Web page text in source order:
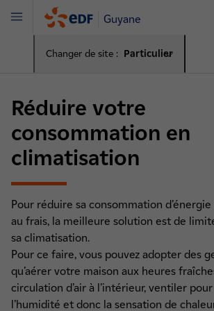
Guyane
Changer de site : Particulier
Menu
Réduire votre
consommation en
climatisation
Pour réduire sa consommation
au frais, la meilleure solution est de
sa climatisation.
Pour ce faire, vous pouvez adopter des
qu’aérer votre maison aux heures
circulation d’air à l’intérieur, ventiler
l’humidité et donc la sensation de